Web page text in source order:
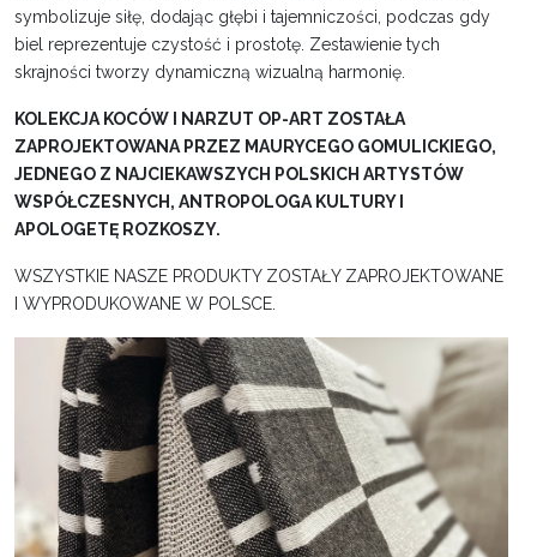
symbolizuje siłę, dodając głębi i tajemniczości, podczas gdy
biel reprezentuje czystość i prostotę. Zestawienie tych
skrajności tworzy dynamiczną wizualną harmonię.
KOLEKCJA KOCÓW I NARZUT OP-ART ZOSTAŁA
ZAPROJEKTOWANA PRZEZ MAURYCEGO GOMULICKIEGO,
JEDNEGO Z NAJCIEKAWSZYCH POLSKICH ARTYSTÓW
WSPÓŁCZESNYCH, ANTROPOLOGA KULTURY I
APOLOGETĘ ROZKOSZY.
WSZYSTKIE NASZE PRODUKTY ZOSTAŁY ZAPROJEKTOWANE
I WYPRODUKOWANE W POLSCE.